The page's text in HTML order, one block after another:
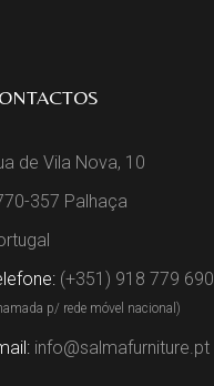
de Vila Nova, 10
357 Palhaça
(+351) 918 779 690
p/ rede móvel nacional)
info@salmafurniture.pt